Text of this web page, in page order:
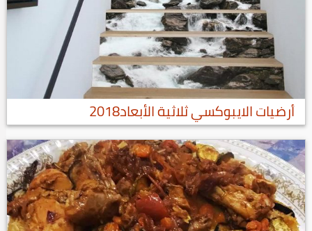
أرضيات الايبوكسي ثلاثية الأبعاد2018